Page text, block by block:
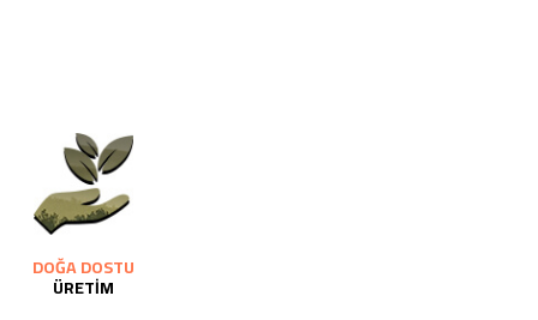
DOĞA DOSTU
ÜRETİM